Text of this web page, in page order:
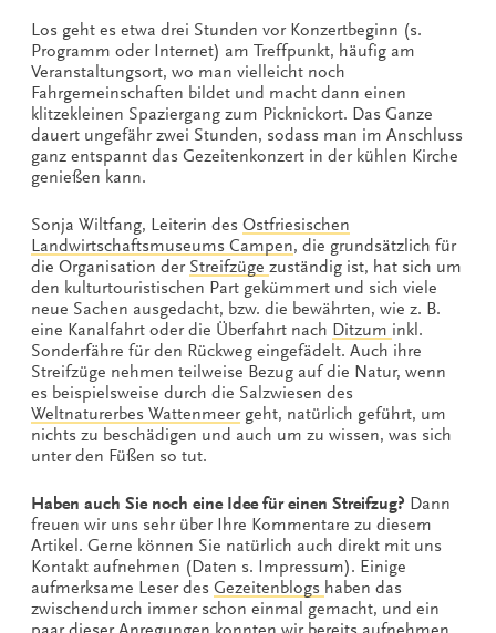
Los geht es etwa drei Stunden vor Konzertbeginn (s.
Programm oder Internet) am Treffpunkt, häufig am
Veranstaltungsort, wo man vielleicht noch
Fahrgemeinschaften bildet und macht dann einen
klitzekleinen Spaziergang zum Picknickort. Das Ganze
dauert ungefähr zwei Stunden, sodass man im Anschluss
ganz entspannt das Gezeitenkonzert in der kühlen Kirche
genießen kann.
Sonja Wiltfang, Leiterin des Ostfriesischen
Landwirtschaftsmuseums Campen, die grundsätzlich für
die Organisation der Streifzüge zuständig ist, hat sich um
den kulturtouristischen Part gekümmert und sich viele
neue Sachen ausgedacht, bzw. die bewährten, wie z. B.
eine Kanalfahrt oder die Überfahrt nach Ditzum inkl.
Sonderfähre für den Rückweg eingefädelt. Auch ihre
Streifzüge nehmen teilweise Bezug auf die Natur, wenn
es beispielsweise durch die Salzwiesen des
Weltnaturerbes Wattenmeergeht, natürlich geführt, um
nichts zu beschädigen und auch um zu wissen, was sich
unter den Füßen so tut.
Haben auch Sie noch eine Idee für einen Streifzug? Dann
freuen wir uns sehr über Ihre Kommentare zu diesem
Artikel. Gerne können Sie natürlich auch direkt mit uns
Kontakt aufnehmen (Daten s. Impressum). Einige
aufmerksame Leser des Gezeitenblogs haben das
zwischendurch immer schon einmal gemacht, und ein